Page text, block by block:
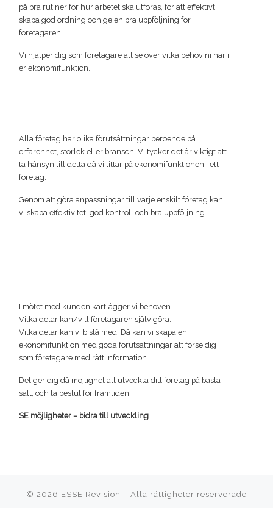
på bra rutiner för hur arbetet ska utföras, för att effektivt
skapa god ordning och ge en bra uppföljning för
företagaren.
Vi hjälper dig som företagare att se över vilka behov ni har i
er ekonomifunktion.
Alla företag har olika förutsättningar beroende på
erfarenhet, storlek eller bransch. Vi tycker det är viktigt att
ta hänsyn till detta då vi tittar på ekonomifunktionen i ett
företag.
Genom att göra anpassningar till varje enskilt företag kan
vi skapa effektivitet, god kontroll och bra uppföljning.
I mötet med kunden kartlägger vi behoven.
Vilka delar kan/vill företagaren själv göra.
Vilka delar kan vi bistå med. Då kan vi skapa en
ekonomifunktion med goda förutsättningar att förse dig
som företagare med rätt information.
Det ger dig då möjlighet att utveckla ditt företag på bästa
sätt, och ta beslut för framtiden.
SE möjligheter – bidra till utveckling
© 2026 ESSE Revision – Alla rättigheter reserverade